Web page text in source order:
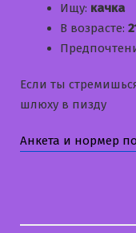
Ищу: качка
В возрасте:
Если ты
шлюху в пизду
Анкета и нормер